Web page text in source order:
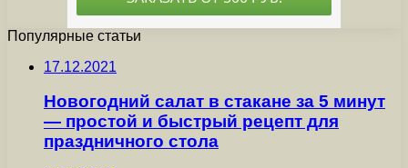
Популярные статьи
17.12.2021
Новогодний салат в стакане за 5 минут
— простой и быстрый рецепт для
праздничного стола